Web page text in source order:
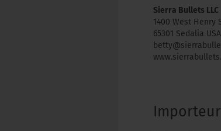
Sierra Bullets LLC
1400 West Henry
65301 Sedalia USA